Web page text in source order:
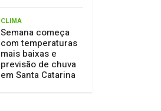
CLIMA
Semana começa
com temperaturas
mais baixas e
previsão de chuva
em Santa Catarina